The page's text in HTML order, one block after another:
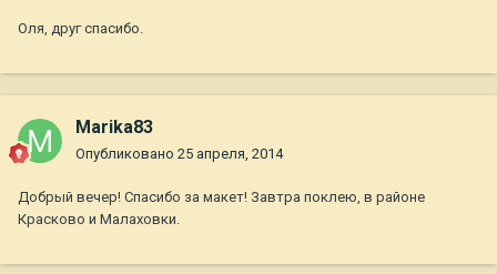
Оля, друг спасибо.
Marika83
Опубликовано 25 апреля, 2014
Добрый вечер! Спасибо за макет! Завтра поклею, в районе
Красково и Малаховки.